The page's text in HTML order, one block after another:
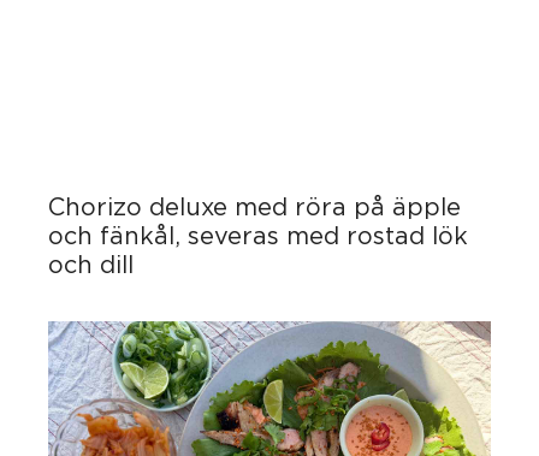
Chorizo deluxe med röra på äpple
och fänkål, severas med rostad lök
och dill